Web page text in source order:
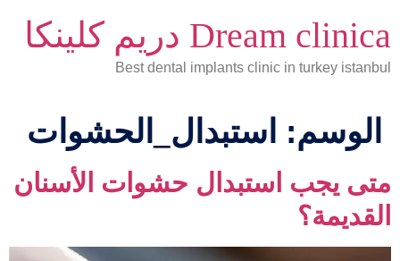
Dream clinica دريم كلينكا
Best dental implants clinic in turkey istanbul
الوسم: استبدال_الحشوات
متى يجب استبدال حشوات الأسنان
القديمة؟